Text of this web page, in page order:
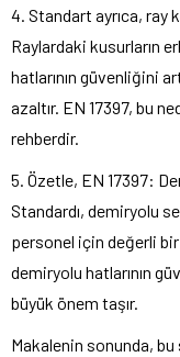
4. Standart ayrıca, ray
Raylardaki kusurların
hatlarının güvenliğini
azaltır. EN 17397, bu
rehberdir.
5. Özetle, EN 17397:
Standardı, demiryolu
personel için değerli bir
demiryolu hatlarının
büyük önem taşır.
Makalenin sonunda,